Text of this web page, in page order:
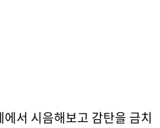
서 시음해보고 감탄을 금치